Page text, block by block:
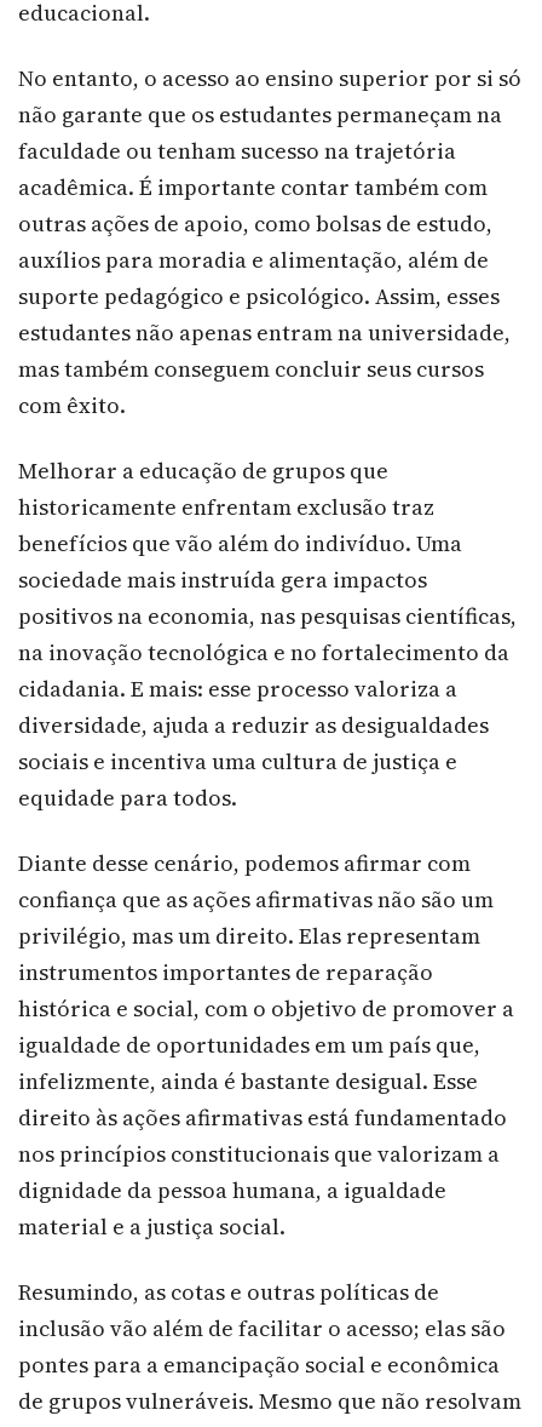
educacional.
No entanto, o acesso ao ensino superior por si só
não garante que os estudantes permaneçam na
faculdade ou tenham sucesso na trajetória
acadêmica. É importante contar também com
outras ações de apoio, como bolsas de estudo,
auxílios para moradia e alimentação, além de
suporte pedagógico e psicológico. Assim, esses
estudantes não apenas entram na universidade,
mas também conseguem concluir seus cursos
com êxito.
Melhorar a educação de grupos que
historicamente enfrentam exclusão traz
benefícios que vão além do indivíduo. Uma
sociedade mais instruída gera impactos
positivos na economia, nas pesquisas científicas,
na inovação tecnológica e no fortalecimento da
cidadania. E mais: esse processo valoriza a
diversidade, ajuda a reduzir as desigualdades
sociais e incentiva uma cultura de justiça e
equidade para todos.
Diante desse cenário, podemos afirmar com
confiança que as ações afirmativas não são um
privilégio, mas um direito. Elas representam
instrumentos importantes de reparação
histórica e social, com o objetivo de promover a
igualdade de oportunidades em um país que,
infelizmente, ainda é bastante desigual. Esse
direito às ações afirmativas está fundamentado
nos princípios constitucionais que valorizam a
dignidade da pessoa humana, a igualdade
material e a justiça social.
Resumindo, as cotas e outras políticas de
inclusão vão além de facilitar o acesso; elas são
pontes para a emancipação social e econômica
de grupos vulneráveis. Mesmo que não resolvam